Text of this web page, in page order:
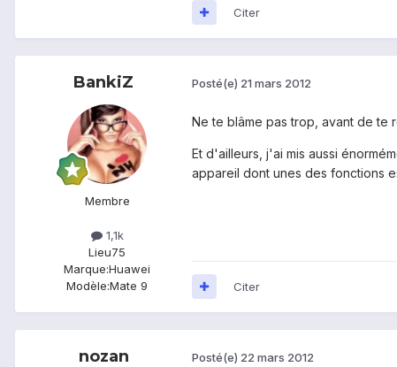
Citer
BankiZ
Membre
1,1k
Lieu75
Marque:Huawei
Modèle:Mate 9
Posté(e) 21 mars 2012
Ne te blâme pas trop, avant de te
Et d'ailleurs, j'ai mis aussi
appareil dont unes des fonctions
Citer
nozan Posté(e) 22 mars 2012